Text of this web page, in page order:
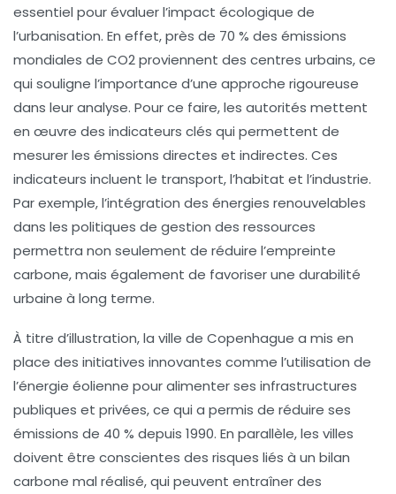
essentiel pour évaluer l’impact écologique de
l’urbanisation. En effet, près de 70 % des émissions
mondiales de CO2proviennent des centres urbains, ce
qui souligne l’importance d’une approche rigoureuse
dans leur analyse. Pour ce faire, les autorités mettent
en œuvre des indicateurs clés qui permettent de
mesurer les émissions directes et indirectes. Ces
indicateurs incluent le transport, l’habitat et l’industrie.
Par exemple, l’intégration des énergies renouvelables
dans les politiques de gestion des ressources
permettra non seulement de réduire l’empreinte
carbone, mais également de favoriser une durabilité
urbaine à long terme.
À titre d’illustration, la ville de Copenhague a mis en
place des initiatives innovantes comme l’utilisation de
l’énergie éolienne pour alimenter ses infrastructures
publiques et privées, ce qui a permis de réduire ses
émissions de 40 % depuis 1990. En parallèle, les villes
doivent être conscientes des risques liés à un bilan
carbone mal réalisé, qui peuvent entraîner des